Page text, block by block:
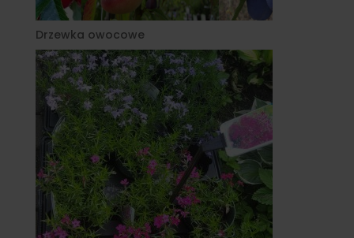
Drzewka owocowe